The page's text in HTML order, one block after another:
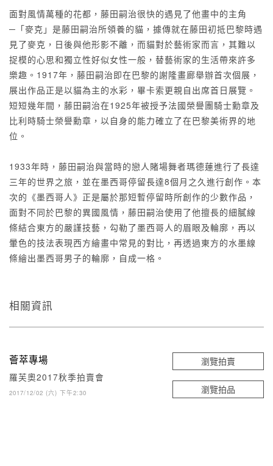
面對風情萬種的花都，藤田嗣治很快的遇見了他畫中的主角
─「麥克」是藤田嗣治所領養的貓，據傳就在藤田初抵巴黎時遇
見了麥克，日後與他形影不離，而貓對於藝術家而言，其難以
捉模的心思和獨立性好似女性一般，替藝術家的生活帶來許多
樂趣。1917年，藤田嗣治即在巴黎的謝隆畫廊舉辦首次個展，
展出作品正是以貓為主的水彩，畢卡索更親自出席首日展覽。
短短幾年間，藤田嗣治在1925年被授予法國榮譽團騎士勳章及
比利時騎士榮譽勳章，以自身的能力確立了在巴黎美術界的地
位。
1933年時，藤田嗣治與當時的戀人賭場舞者瑪德蓮進行了長達
三年的世界之旅，並在墨西哥停留長達8個月之久進行創作。本
次的《墨西哥人》正是屬於那短暫停留時所創作的少數作品，
面對不同於巴黎的異國風情，藤田嗣治使用了他擅長的細膩線
條結合東方的嚴謹技藝，勾勒了墨西哥人的眉眼及輪廓，再以
暈色的技法表現西方繪畫中常見的對比，再透過東方的水墨線
條繪出墨西哥男子的輪廓，自成一格。
相關資訊
薈萃專場
羅芙奧2017秋季拍賣會
2017/12/02 (六) 下午2:30
瀏覽拍賣
瀏覽拍品